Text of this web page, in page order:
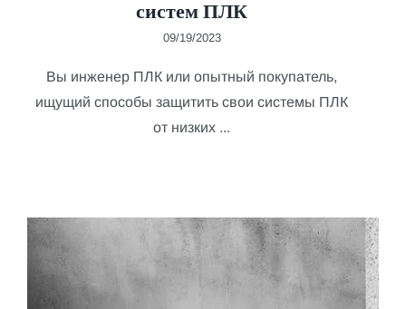
систем ПЛК
09/19/2023
Вы инженер ПЛК или опытный покупатель,
ищущий способы защитить свои системы ПЛК
от низких ...